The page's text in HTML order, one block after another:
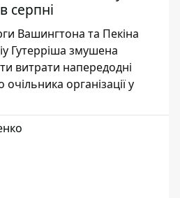
серпні
Вашингтона та Пекіна
Гутерріша змушена
витрати напередодні
організації у